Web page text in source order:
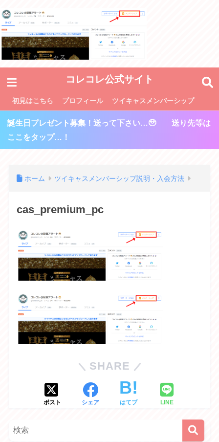
コレコレ公式サイト
初見はこちら プロフィール ツイキャスメンバーシップ
誕生日プレゼント募集！送って下さい…🥹 送り先等は
ここをタップ…！
ホーム ツイキャスメンバーシップ説明・入会方法
cas_premium_pc
SHARE
ポスト シェア はてブ LINE